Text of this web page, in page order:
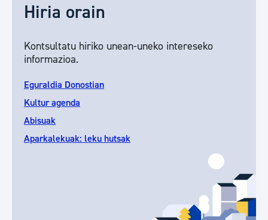
Hiria orain
Kontsultatu hiriko unean-uneko intereseko
informazioa.
Eguraldia Donostian
Kultur agenda
Abisuak
Aparkalekuak: leku hutsak